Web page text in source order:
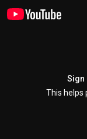
Sign
This helps